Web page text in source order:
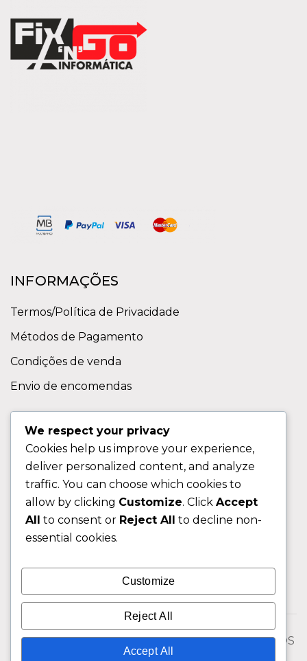
INFORMAÇÕES
Termos/Política de Privacidade
Métodos de Pagamento
Condições de venda
Envio de encomendas
Contactos
Sobre nos
FAQ (Perguntas Frequentes)
CLIENTE
Área do Cliente
Livro de Reclamações
© 2026 Fixngo TODOS OS DIREITOS RESERVADOS
We respect your privacy
Cookies help us improve your experience,
deliver personalized content, and analyze
traffic. You can choose which cookies to
allow by clicking Customize. Click Accept
All to consent or Reject All to decline non-
essential cookies.
Customize
Reject All
Accept All